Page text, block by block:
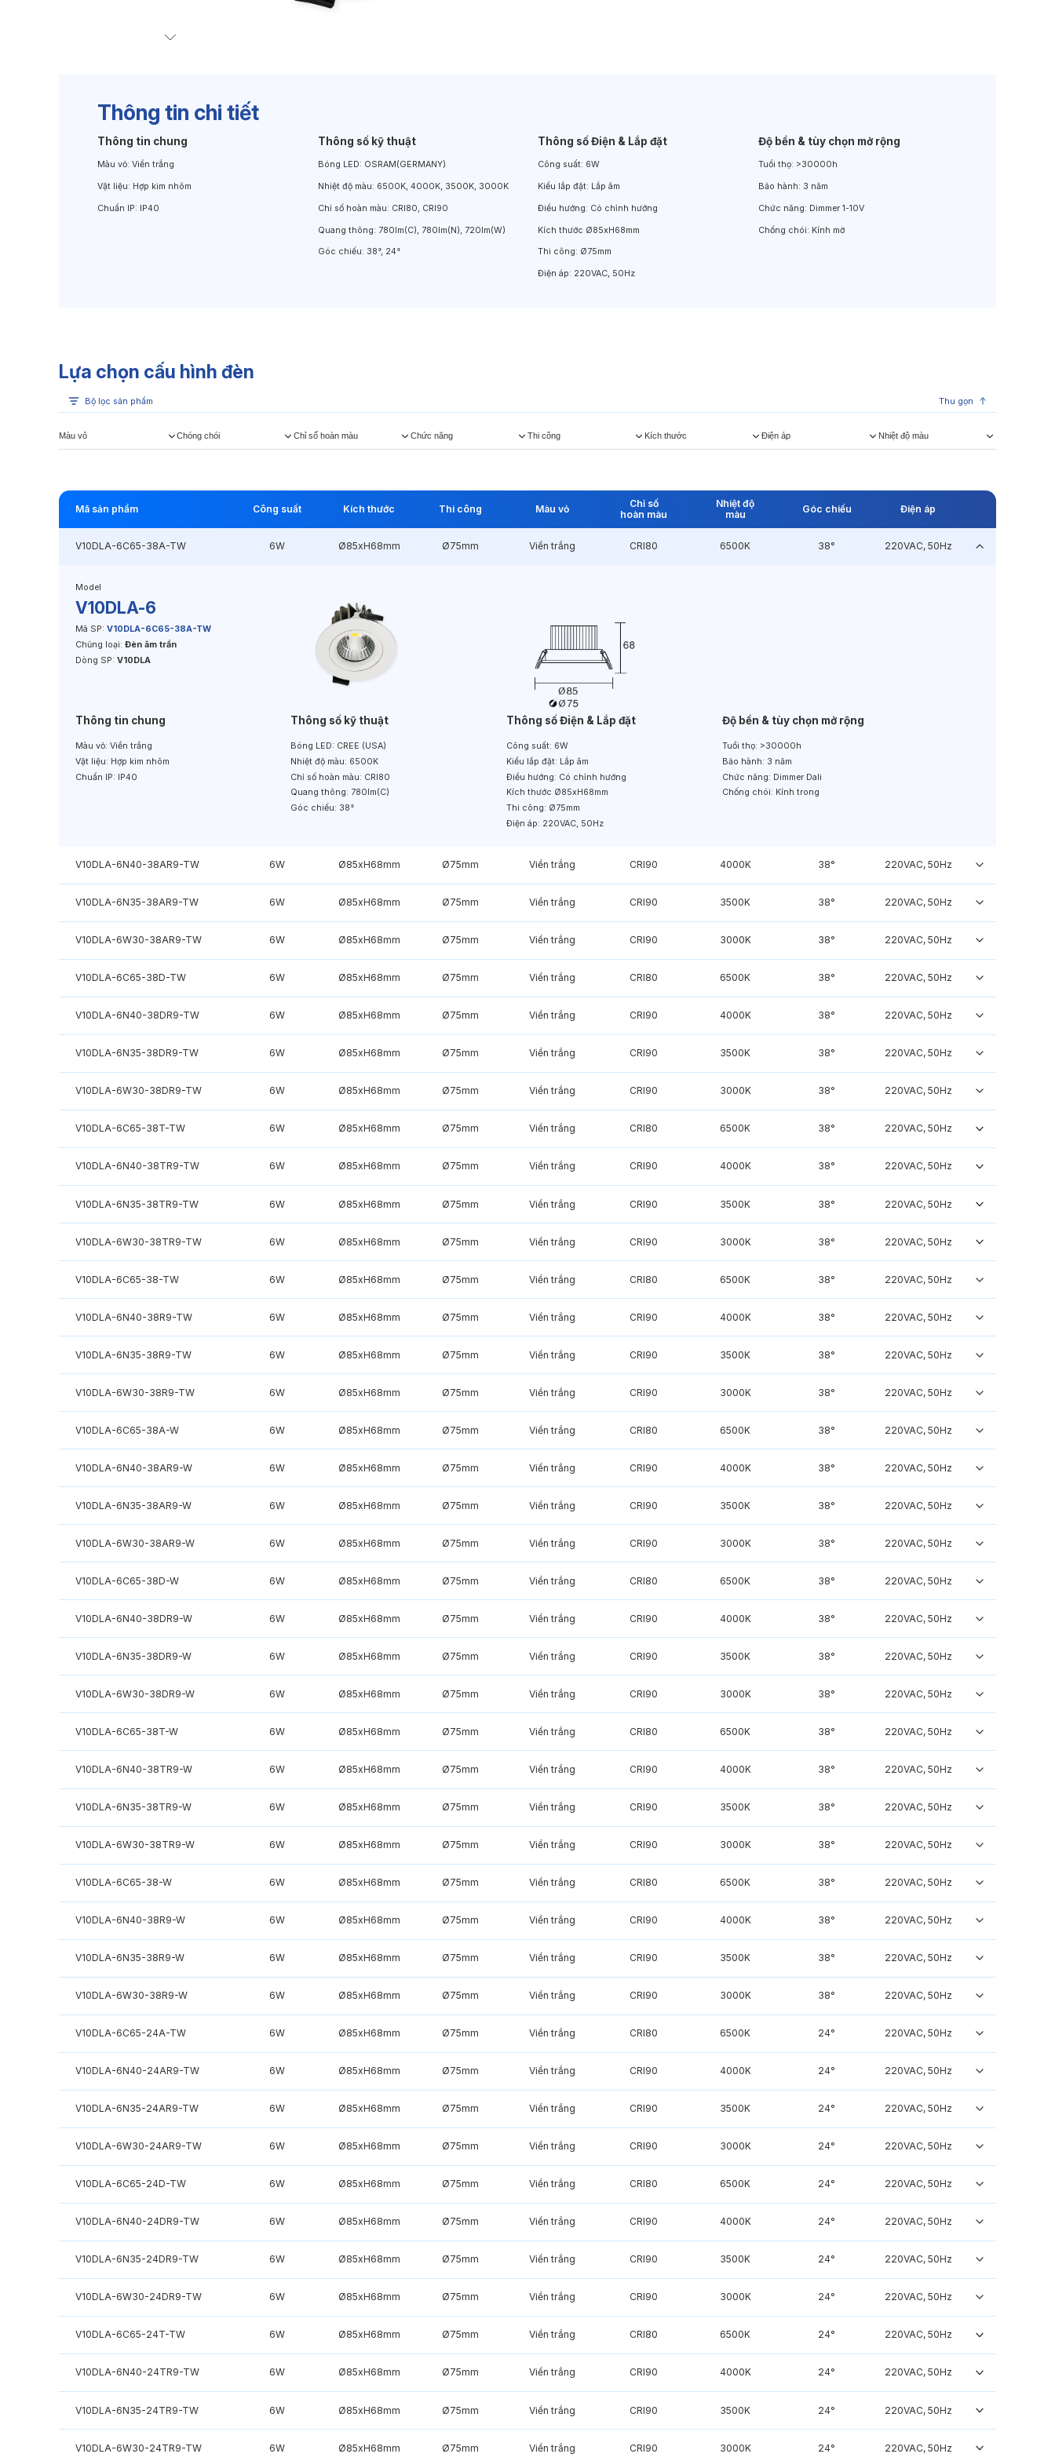
Thông tin chi tiết
Thông tin chung
Màu vỏ: Viền trắng
Vật liệu: Hợp kim nhôm
Chuẩn IP: IP40
Thông số kỹ thuật
Bóng LED: OSRAM(GERMANY)
Nhiệt độ màu: 6500K, 4000K, 3500K, 3000K
Chỉ số hoàn màu: CRI80, CRI90
Quang thông: 780lm(C), 780lm(N), 720lm(W)
Góc chiếu: 38°, 24°
Thông số Điện & Lắp đặt
Công suất: 6W
Kiểu lắp đặt: Lắp âm
Điều hướng: Có chỉnh hướng
Kích thước Ø85xH68mm
Thi công: Ø75mm
Điện áp: 220VAC, 50Hz
Độ bền & tùy chọn mở rộng
Tuổi thọ: >30000h
Bảo hành: 3 năm
Chức năng: Dimmer 1-10V
Chống chói: Kính mờ
Lựa chọn cấu hình đèn
Bộ lọc sản phẩm Thu gọn
Màu vỏ Chóng chói Chỉ số hoàn màu Chức năng Thi công Kích thước Điện áp Nhiệt độ màu
Mã sản phẩm Công suất Kích thước Thi công Màu vỏ
Chỉ số
hoàn màu
Nhiệt độ
màu
Góc chiếu Điện áp
V10DLA-6C65-38A-TW 6W Ø85xH68mm Ø75mm Viền trắng CRI80 6500K 38° 220VAC, 50Hz
Model
V10DLA-6
Mã SP: V10DLA-6C65-38A-TW
Chủng loại: Đèn âm trần
Dòng SP: V10DLA
Thông tin chung
Màu vỏ: Viền trắng
Vật liệu: Hợp kim nhôm
Chuẩn IP: IP40
Thông số kỹ thuật
Bóng LED: CREE (USA)
Nhiệt độ màu: 6500K
Chỉ số hoàn màu: CRI80
Quang thông: 780lm(C)
Góc chiếu: 38°
Thông số Điện & Lắp đặt
Công suất: 6W
Kiểu lắp đặt: Lắp âm
Điều hướng: Có chỉnh hướng
Kích thước Ø85xH68mm
Thi công: Ø75mm
Điện áp: 220VAC, 50Hz
Độ bền & tùy chọn mở rộng
Tuổi thọ: >30000h
Bảo hành: 3 năm
Chức năng: Dimmer Dali
Chống chói: Kính trong
V10DLA-6N40-38AR9-TW 6W Ø85xH68mm Ø75mm Viền trắng CRI90 4000K 38° 220VAC, 50Hz
V10DLA-6N35-38AR9-TW 6W Ø85xH68mm Ø75mm Viền trắng CRI90 3500K 38° 220VAC, 50Hz
V10DLA-6W30-38AR9-TW 6W Ø85xH68mm Ø75mm Viền trắng CRI90 3000K 38° 220VAC, 50Hz
V10DLA-6C65-38D-TW 6W Ø85xH68mm Ø75mm Viền trắng CRI80 6500K 38° 220VAC, 50Hz
V10DLA-6N40-38DR9-TW 6W Ø85xH68mm Ø75mm Viền trắng CRI90 4000K 38° 220VAC, 50Hz
V10DLA-6N35-38DR9-TW 6W Ø85xH68mm Ø75mm Viền trắng CRI90 3500K 38° 220VAC, 50Hz
V10DLA-6W30-38DR9-TW 6W Ø85xH68mm Ø75mm Viền trắng CRI90 3000K 38° 220VAC, 50Hz
V10DLA-6C65-38T-TW 6W Ø85xH68mm Ø75mm Viền trắng CRI80 6500K 38° 220VAC, 50Hz
V10DLA-6N40-38TR9-TW 6W Ø85xH68mm Ø75mm Viền trắng CRI90 4000K 38° 220VAC, 50Hz
V10DLA-6N35-38TR9-TW 6W Ø85xH68mm Ø75mm Viền trắng CRI90 3500K 38° 220VAC, 50Hz
V10DLA-6W30-38TR9-TW 6W Ø85xH68mm Ø75mm Viền trắng CRI90 3000K 38° 220VAC, 50Hz
V10DLA-6C65-38-TW 6W Ø85xH68mm Ø75mm Viền trắng CRI80 6500K 38° 220VAC, 50Hz
V10DLA-6N40-38R9-TW 6W Ø85xH68mm Ø75mm Viền trắng CRI90 4000K 38° 220VAC, 50Hz
V10DLA-6N35-38R9-TW 6W Ø85xH68mm Ø75mm Viền trắng CRI90 3500K 38° 220VAC, 50Hz
V10DLA-6W30-38R9-TW 6W Ø85xH68mm Ø75mm Viền trắng CRI90 3000K 38° 220VAC, 50Hz
V10DLA-6C65-38A-W 6W Ø85xH68mm Ø75mm Viền trắng CRI80 6500K 38° 220VAC, 50Hz
V10DLA-6N40-38AR9-W 6W Ø85xH68mm Ø75mm Viền trắng CRI90 4000K 38° 220VAC, 50Hz
V10DLA-6N35-38AR9-W 6W Ø85xH68mm Ø75mm Viền trắng CRI90 3500K 38° 220VAC, 50Hz
V10DLA-6W30-38AR9-W 6W Ø85xH68mm Ø75mm Viền trắng CRI90 3000K 38° 220VAC, 50Hz
V10DLA-6C65-38D-W 6W Ø85xH68mm Ø75mm Viền trắng CRI80 6500K 38° 220VAC, 50Hz
V10DLA-6N40-38DR9-W 6W Ø85xH68mm Ø75mm Viền trắng CRI90 4000K 38° 220VAC, 50Hz
V10DLA-6N35-38DR9-W 6W Ø85xH68mm Ø75mm Viền trắng CRI90 3500K 38° 220VAC, 50Hz
V10DLA-6W30-38DR9-W 6W Ø85xH68mm Ø75mm Viền trắng CRI90 3000K 38° 220VAC, 50Hz
V10DLA-6C65-38T-W 6W Ø85xH68mm Ø75mm Viền trắng CRI80 6500K 38° 220VAC, 50Hz
V10DLA-6N40-38TR9-W 6W Ø85xH68mm Ø75mm Viền trắng CRI90 4000K 38° 220VAC, 50Hz
V10DLA-6N35-38TR9-W 6W Ø85xH68mm Ø75mm Viền trắng CRI90 3500K 38° 220VAC, 50Hz
V10DLA-6W30-38TR9-W 6W Ø85xH68mm Ø75mm Viền trắng CRI90 3000K 38° 220VAC, 50Hz
V10DLA-6C65-38-W 6W Ø85xH68mm Ø75mm Viền trắng CRI80 6500K 38° 220VAC, 50Hz
V10DLA-6N40-38R9-W 6W Ø85xH68mm Ø75mm Viền trắng CRI90 4000K 38° 220VAC, 50Hz
V10DLA-6N35-38R9-W 6W Ø85xH68mm Ø75mm Viền trắng CRI90 3500K 38° 220VAC, 50Hz
V10DLA-6W30-38R9-W 6W Ø85xH68mm Ø75mm Viền trắng CRI90 3000K 38° 220VAC, 50Hz
V10DLA-6C65-24A-TW 6W Ø85xH68mm Ø75mm Viền trắng CRI80 6500K 24° 220VAC, 50Hz
V10DLA-6N40-24AR9-TW 6W Ø85xH68mm Ø75mm Viền trắng CRI90 4000K 24° 220VAC, 50Hz
V10DLA-6N35-24AR9-TW 6W Ø85xH68mm Ø75mm Viền trắng CRI90 3500K 24° 220VAC, 50Hz
V10DLA-6W30-24AR9-TW 6W Ø85xH68mm Ø75mm Viền trắng CRI90 3000K 24° 220VAC, 50Hz
V10DLA-6C65-24D-TW 6W Ø85xH68mm Ø75mm Viền trắng CRI80 6500K 24° 220VAC, 50Hz
V10DLA-6N40-24DR9-TW 6W Ø85xH68mm Ø75mm Viền trắng CRI90 4000K 24° 220VAC, 50Hz
V10DLA-6N35-24DR9-TW 6W Ø85xH68mm Ø75mm Viền trắng CRI90 3500K 24° 220VAC, 50Hz
V10DLA-6W30-24DR9-TW 6W Ø85xH68mm Ø75mm Viền trắng CRI90 3000K 24° 220VAC, 50Hz
V10DLA-6C65-24T-TW 6W Ø85xH68mm Ø75mm Viền trắng CRI80 6500K 24° 220VAC, 50Hz
V10DLA-6N40-24TR9-TW 6W Ø85xH68mm Ø75mm Viền trắng CRI90 4000K 24° 220VAC, 50Hz
V10DLA-6N35-24TR9-TW 6W Ø85xH68mm Ø75mm Viền trắng CRI90 3500K 24° 220VAC, 50Hz
V10DLA-6W30-24TR9-TW 6W Ø85xH68mm Ø75mm Viền trắng CRI90 3000K 24° 220VAC, 50Hz